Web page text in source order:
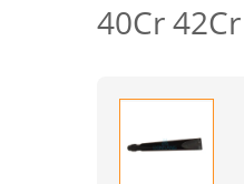
40Cr 42Cr